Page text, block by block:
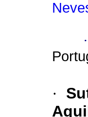
·
·